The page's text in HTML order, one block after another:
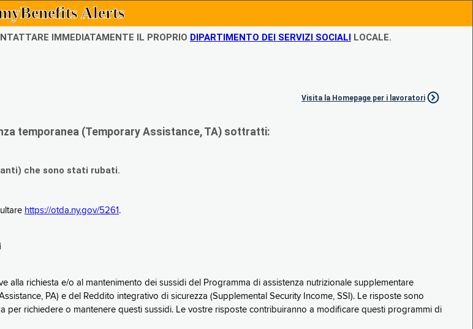
Alerts
IMMEDIATAMENTE IL PROPRIO DIPARTIMENTO DEI SERVIZI SOCIALI LOCALE.
Visita la Homepage per i lavoratori
temporanea (Temporary Assistance, TA) sottratti:
che sono stati rubati.
https://otda.ny.gov/5261 .
richiesta e/o al mantenimento dei sussidi del Programma di assistenza nutrizionale supplementare
PA) e del Reddito integrativo di sicurezza (Supplemental Security Income, SSI). Le risposte sono
richiedere o mantenere questi sussidi. Le vostre risposte contribuiranno a modificare questi programmi di